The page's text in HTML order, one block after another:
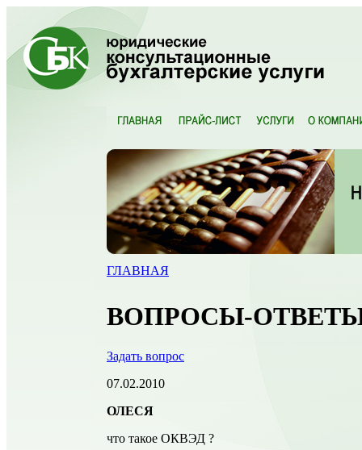
ГЛАВНАЯ
ВОПРОСЫ-
Задать вопрос
07.02.2010
ОЛЕСЯ
что такое ОКВЭД ?